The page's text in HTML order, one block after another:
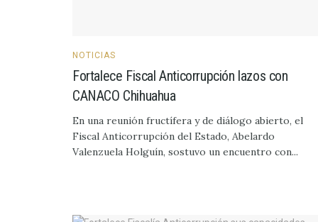
NOTICIAS
Fortalece Fiscal Anticorrupción lazos con
CANACO Chihuahua
En una reunión fructífera y de diálogo abierto, el
Fiscal Anticorrupción del Estado, Abelardo
Valenzuela Holguín, sostuvo un encuentro con...